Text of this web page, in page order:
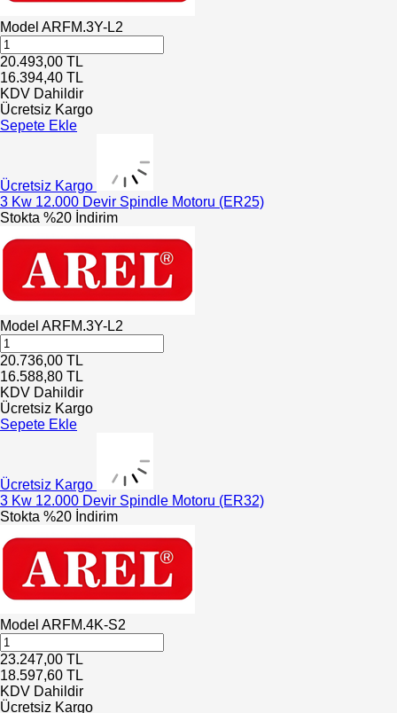
Model ARFM.3Y-L2
20.493,00 TL
16.394,40 TL
KDV Dahildir
Ücretsiz Kargo
Sepete Ekle
Ücretsiz Kargo
3 Kw 12.000 Devir Spindle Motoru (ER25)
Stokta %20 İndirim
Model ARFM.3Y-L2
20.736,00 TL
16.588,80 TL
KDV Dahildir
Ücretsiz Kargo
Sepete Ekle
Ücretsiz Kargo
3 Kw 12.000 Devir Spindle Motoru (ER32)
Stokta %20 İndirim
Model ARFM.4K-S2
23.247,00 TL
18.597,60 TL
KDV Dahildir
Ücretsiz Kargo